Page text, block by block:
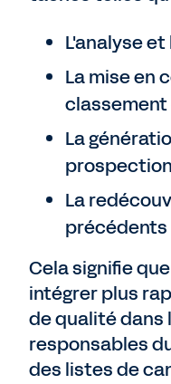
L'analyse
La mise en
La
prospection
La
précédents
Cela signifie
intégrer plus
de qualité dans
responsables
des listes de